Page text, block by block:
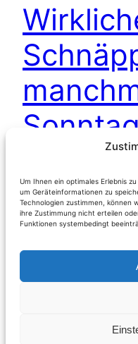
Um Ihnen ein optimales Erlebnis
um Geräteinformationen zu
Technologien zustimmen, können
ihre Zustimmung nicht erteilen
Funktionen systembedingt
Sonntag
(Österreich) Wer
im erstklassigen
offensichtlich auch
gestreßten
am Sonntag
Gesamteindruck
Ladefläche,